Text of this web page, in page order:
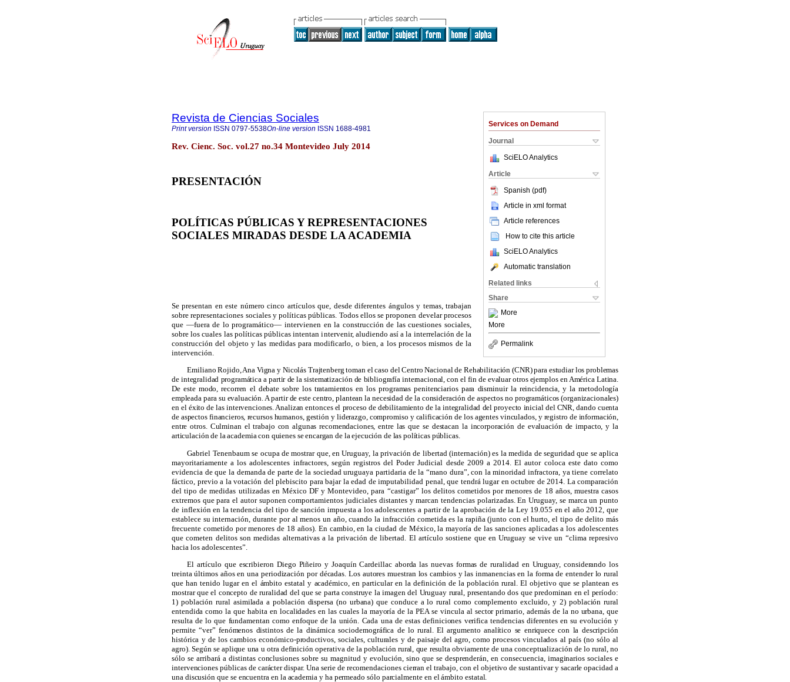
Services on Demand
Journal
SciELO Analytics
Article
Spanish (pdf)
Article in xml format
Article references
How to cite this article
SciELO Analytics
Automatic translation
Related links
Share
More
More
Permalink
Revista de Ciencias Sociales
Print version ISSN 0797-5538On-line version ISSN 1688-4981
Rev. Cienc. Soc. vol.27 no.34 Montevideo July 2014
PRESENTACIÓN
POLÍTICAS PÚBLICAS Y REPRESENTACIONES
SOCIALES MIRADAS DESDE LA ACADEMIA
Se presentan en este número cinco artículos que, desde diferentes ángulos y temas, trabajan
sobre representaciones sociales y políticas públicas. Todos ellos se proponen develar procesos
que —fuera de lo programático— intervienen en la construcción de las cuestiones sociales,
sobre los cuales las políticas públicas intentan intervenir, aludiendo así a la interrelación de la
construcción del objeto y las medidas para modificarlo, o bien, a los procesos mismos de la
intervención.
Emiliano Rojido, Ana Vigna y Nicolás Trajtenberg toman el caso del Centro Nacional de Rehabilitación (CNR)para estudiar los problemas
de integralidad programática a partir de la sistematización de bibliografía internacional, con el fin de evaluar otros ejemplos en América Latina.
De este modo, recorren el debate sobre los tratamientos en los programas penitenciarios para disminuir la reincidencia, y la metodología
empleada para su evaluación. A partir de este centro, plantean la necesidad de la consideración de aspectos no programáticos (organizacionales)
en el éxito de las intervenciones. Analizan entonces el proceso de debilitamiento de la integralidad del proyecto inicial del CNR, dando cuenta
de aspectos financieros, recursos humanos, gestión y liderazgo, compromiso y calificación de los agentes vinculados, y registro de información,
entre otros. Culminan el trabajo con algunas recomendaciones, entre las que se destacan la incorporación de evaluación de impacto, y la
articulación de la academia con quienes se encargan de la ejecución de las políticas públicas.
Gabriel Tenenbaum se ocupa de mostrar que, en Uruguay, la privación de libertad (internación) es la medida de seguridad que se aplica
mayoritariamente a los adolescentes infractores, según registros del Poder Judicial desde 2009 a 2014. El autor coloca este dato como
evidencia de que la demanda de parte de la sociedad uruguaya partidaria de la “mano dura”, con la minoridad infractora, ya tiene correlato
fáctico, previo a la votación del plebiscito para bajar la edad de imputabilidad penal, que tendrá lugar en octubre de 2014. La comparación
del tipo de medidas utilizadas en México DF y Montevideo, para “castigar” los delitos cometidos por menores de 18 años, muestra casos
extremos que para el autor suponen comportamientos judiciales distantes y marcan tendencias polarizadas. En Uruguay, se marca un punto
de inflexión en la tendencia del tipo de sanción impuesta a los adolescentes a partir de la aprobación dela Ley19.055 en el año 2012, que
establece su internación, durante por al menos un año, cuando la infracción cometida es la rapiña (junto con el hurto, el tipo de delito más
frecuente cometido por menores de 18 años). En cambio, en la ciudad de México, la mayoría de las sanciones aplicadas a los adolescentes
que cometen delitos son medidas alternativas a la privación de libertad. El artículo sostiene que en Uruguay se vive un “clima represivo
hacia los adolescentes”.
El artículo que escribieron Diego Piñeiro y Joaquín Cardeillac aborda las nuevas formas de ruralidad en Uruguay, considerando los
treinta últimos años en una periodización por décadas. Los autores muestran los cambios y las inmanencias en la forma de entender lo rural
que han tenido lugar en el ámbito estatal y académico, en particular en la definición de la población rural. El objetivo que se plantean es
mostrar que el concepto de ruralidad del que se parta construye la imagen del Uruguay rural, presentando dos que predominan en el período:
1) población rural asimilada a población dispersa (no urbana) que conduce a lo rural como complemento excluido, y 2) población rural
entendida como la que habita en localidades en las cuales la mayoría delaPEA se vincula al sector primario, además de la no urbana, que
resulta de lo que fundamentan como enfoque de la unión. Cada una de estas definiciones verifica tendencias diferentes en su evolución y
permite “ver” fenómenos distintos de la dinámica sociodemográfica de lo rural. El argumento analítico se enriquece con la descripción
histórica y de los cambios económico‑productivos, sociales, culturales y de paisaje del agro, como procesos vinculados al país (no sólo al
agro). Según se aplique una u otra definición operativa de la población rural, que resulta obviamente de una conceptualización de lo rural, no
sólo se arribará a distintas conclusiones sobre su magnitud y evolución, sino que se desprenderán, en consecuencia, imaginarios sociales e
intervenciones públicas de carácter dispar. Una serie de recomendaciones cierran el trabajo, con el objetivo de sustantivar y sacarle opacidad a
una discusión que se encuentra en la academia y ha permeado sólo parcialmente en el ámbito estatal.